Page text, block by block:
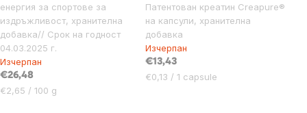
енергия за спортове за
издръжливост, хранителна
добавка// Срок на годност
04.03.2025 г.
Изчерпан
€26,48
Цена
€2,65 / 100 g
Патентован креатин Creapure®
на капсули, хранителна
добавка
Изчерпан
€13,43
Цена
€0,13 / 1 capsule